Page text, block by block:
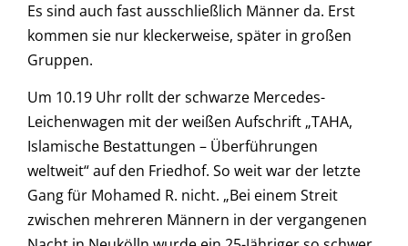
Es sind auch fast ausschließlich Männer da. Erst
kommen sie nur kleckerweise, später in großen
Gruppen.
Um 10.19 Uhr rollt der schwarze Mercedes-
Leichenwagen mit der weißen Aufschrift „TAHA,
Islamische Bestattungen – Überführungen
weltweit“ auf den Friedhof. So weit war der letzte
Gang für Mohamed R. nicht. „Bei einem Streit
zwischen mehreren Männern in der vergangenen